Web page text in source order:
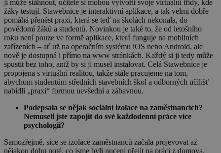
ji může stáhnout, učitelé si mohou vytvořit svoje virtuální třídy, kde
žáky testují. Stawebnice je interaktivní aplikace, a tak velmi dobře
pomáhá přenést praxi, která se teď na školách nekonala, do
povědomí žáků a studentů. Novinkou je také to, že od letošního
roku není pouze ve formě aplikace, která funguje na mobilních
zařízeních – ať už na operačním systému iOS nebo Android, ale
nově je dostupná i přímo na www stránkách. Každý si ji tedy může
spustit bez toho, aniž by si ji musel instalovat. Celá Stawebnice je
propojena s virtuální realitou, takže stále pracujeme na tom,
abychom studentům středních stavebních škol a odborných učilišť
nabídli „praxi“ formou nevšední a zábavnou.
Podepsala se nějak sociální izolace na zaměstnancích?
Nemuseli jste zapojit do své každodenní práce více
psychologii?
Samozřejmě, sice se izolace zaměstnanců začala projevovat až
nějakou dobu poté, co jsme byli nuceni přejít na práci z domova,